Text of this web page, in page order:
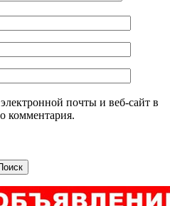
почты и веб-сайт в
комментария.